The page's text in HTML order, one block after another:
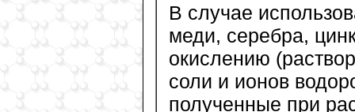
В случае
меди, серебра,
окислению
соли и ионов
полученные при